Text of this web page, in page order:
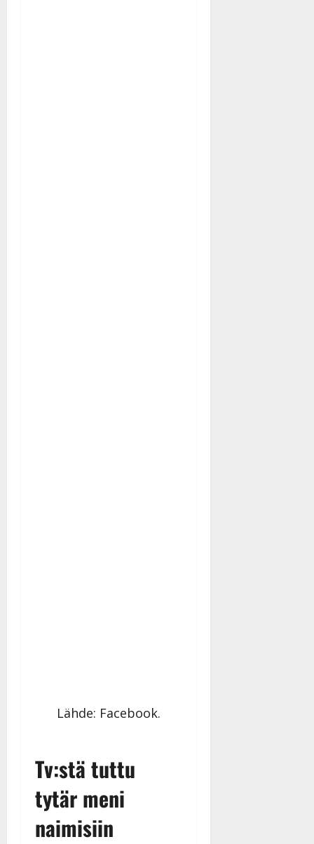
Lähde: Facebook.
Tv:stä tuttu
tytär meni
naimisiin